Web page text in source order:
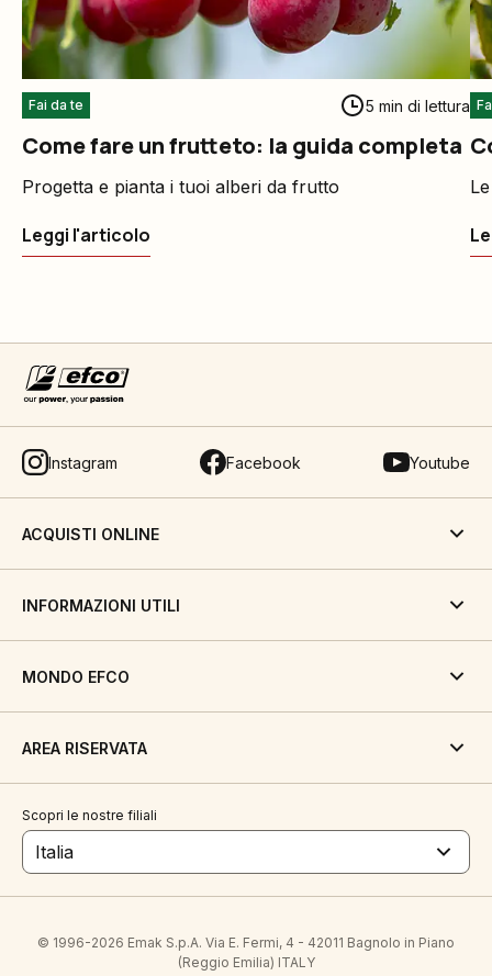
Fai da te 5 min di lettura
Come fare un frutteto: la guida completa
Progetta e pianta i tuoi alberi da frutto
Leggi l'articolo
Instagram Facebook Youtube
ACQUISTI ONLINE
INFORMAZIONI UTILI
MONDO EFCO
AREA RISERVATA
Scopri le nostre filiali
Italia
© 1996-2026 Emak S.p.A. Via E. Fermi, 4 - 42011 Bagnolo in Piano
(Reggio Emilia) ITALY